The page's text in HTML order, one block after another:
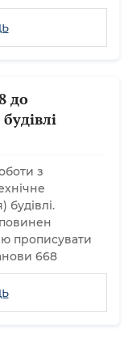
до
з
прописувати
668